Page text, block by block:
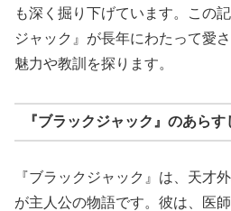
も深く掘り下げています。この
ジャック』が長年にわたって愛
魅力や教訓を探ります。
『ブラックジャック』のあらす
『ブラックジャック』は、天才
が主人公の物語です。彼は、医